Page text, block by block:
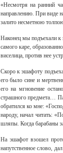
«Несмотря на ранний
направлению. При виде
залито несметною
Наконец мы подъехали к
самого каре,
виселица, против нее
Скоро к эшафоту
его было сине и
его на мгновение
страшного предмета…
обратился ко мне:
народу, начал читать:
шляпы. Когда барабаны
На эшафот взошел
напутственное слово,